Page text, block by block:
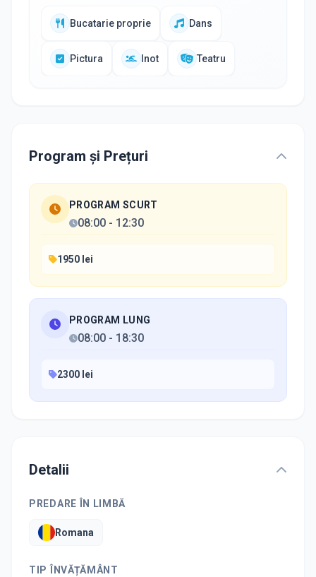
Bucatarie proprie Dans
Pictura Inot Teatru
Program și Prețuri
PROGRAM SCURT
08:00 - 12:30
1950 lei
PROGRAM LUNG
08:00 - 18:30
2300 lei
Detalii
PREDARE ÎN LIMBĂ
Romana
TIP ÎNVĂȚĂMÂNT